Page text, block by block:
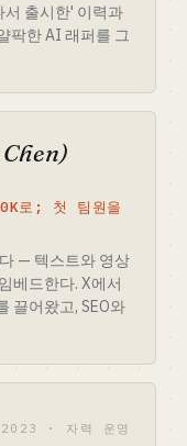
서 출시한' 이력과
팍한 AI 래퍼를 그
로; 첫 팀원을
— 텍스트와 영상
베드한다. X에서
끌어왔고, SEO와
2023 · 자력 운영